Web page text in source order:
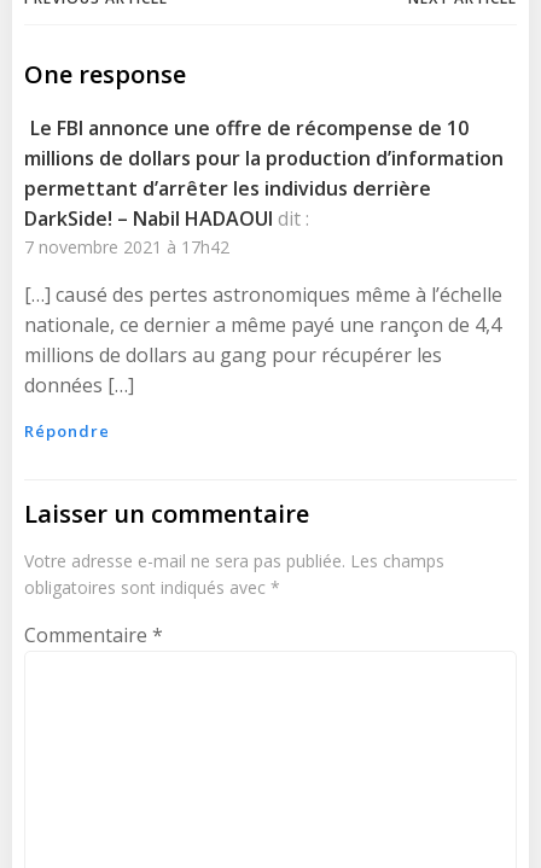
navigation
One response
Le FBI annonce une offre de récompense de 10
millions de dollars pour la production d’information
permettant d’arrêter les individus derrière
DarkSide! – Nabil HADAOUI dit :
7 novembre 2021 à 17h42
[…] causé des pertes astronomiques même à l’échelle
nationale, ce dernier a même payé une rançon de 4,4
millions de dollars au gang pour récupérer les
données […]
Répondre
Laisser un commentaire
Votre adresse e-mail ne sera pas publiée. Les champs
obligatoires sont indiqués avec *
Commentaire *